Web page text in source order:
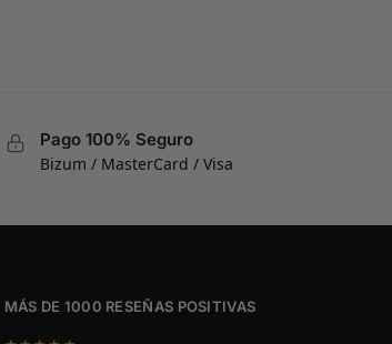
Pago 100% Seguro
Bizum / MasterCard / Visa
MÁS DE 1000 RESEÑAS POSITIVAS